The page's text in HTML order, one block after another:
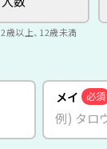
2歳以上、12歳未満
メイ 必須